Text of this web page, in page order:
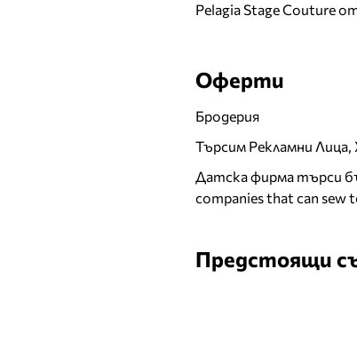
Pelagia Stage Couture
Оферти
Бродерия
Търсим Рекламни
Датска фирма търси
companies that can sew
Предстоящи